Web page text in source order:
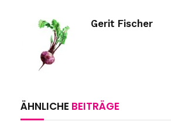
Gerit Fischer
ÄHNLICHE BEITRÄGE